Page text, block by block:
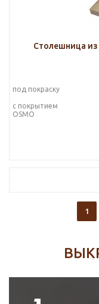
Столешница из
под покраску
с покрытием
OSMO
1